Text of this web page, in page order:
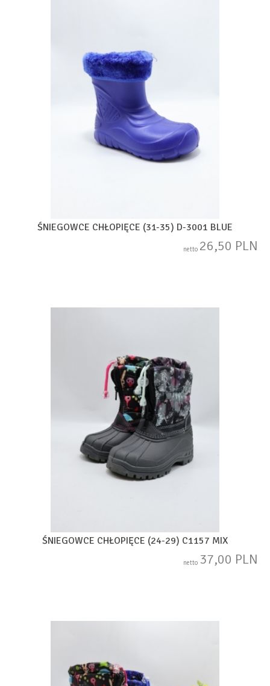
ŚNIEGOWCE CHŁOPIĘCE (31-35) D-3001 BLUE
netto 26,50 PLN
ŚNIEGOWCE CHŁOPIĘCE (24-29) C1157 MIX
netto 37,00 PLN